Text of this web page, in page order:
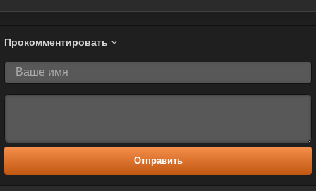
Прокомментировать
Отправить